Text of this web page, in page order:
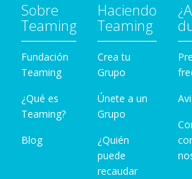
Sobre
Teaming
Fundación
Teaming
¿Qué es
Teaming?
Blog
Haciendo
Teaming
Crea tu
Grupo
Únete a un
Grupo
¿Quién
puede
recaudar